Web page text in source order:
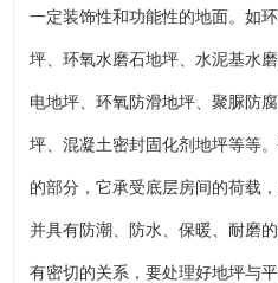
一定装饰性和功能性的地面。如
坪、环氧水磨石地坪、水泥基水
电地坪、环氧防滑地坪、聚脲防
坪、混凝土密封固化剂地坪等等
的部分，它承受底层房间的荷载
并具有防潮、防水、保暖、耐磨
有密切的关系，要处理好地坪与